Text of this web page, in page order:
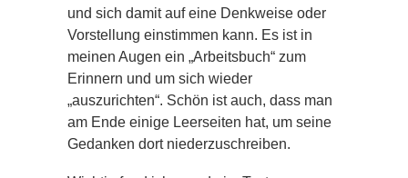
und sich damit auf eine Denkweise oder
Vorstellung einstimmen kann. Es ist in
meinen Augen ein „Arbeitsbuch“ zum
Erinnern und um sich wieder
„auszurichten“. Schön ist auch, dass man
am Ende einige Leerseiten hat, um seine
Gedanken dort niederzuschreiben.